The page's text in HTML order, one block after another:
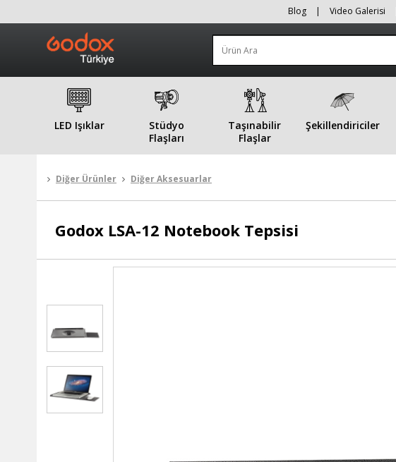
Blog | Video Galerisi
LED Işıklar
Stüdyo
Flaşları
Taşınabilir
Flaşlar
Şekillendiriciler
Diğer Ürünler Diğer Aksesuarlar
Godox LSA-12 Notebook Tepsisi